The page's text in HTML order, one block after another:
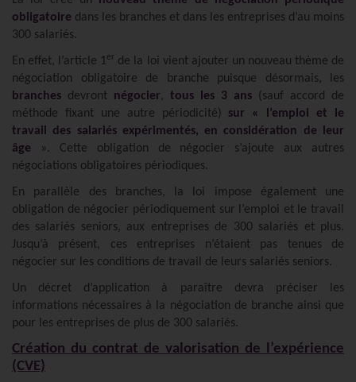
obligatoire dans les branches et dans les entreprises d’au moins
300 salariés.
En effet, l’article 1er de la loi vient ajouter un nouveau thème de
négociation obligatoire de branche puisque désormais, les
branches devront négocier, tous les 3 ans (sauf accord de
méthode fixant une autre périodicité) sur « l’emploi et le
travail des salariés expérimentés, en considération de leur
âge ». Cette obligation de négocier s’ajoute aux autres
négociations obligatoires périodiques.
En parallèle des branches, la loi impose également une
obligation de négocier périodiquement sur l’emploi et le travail
des salariés seniors, aux entreprises de 300 salariés et plus.
Jusqu’à présent, ces entreprises n’étaient pas tenues de
négocier sur les conditions de travail de leurs salariés seniors.
Un décret d’application à paraître devra préciser les
informations nécessaires à la négociation de branche ainsi que
pour les entreprises de plus de 300 salariés.
Création du contrat de valorisation de l’expérience
(CVE)